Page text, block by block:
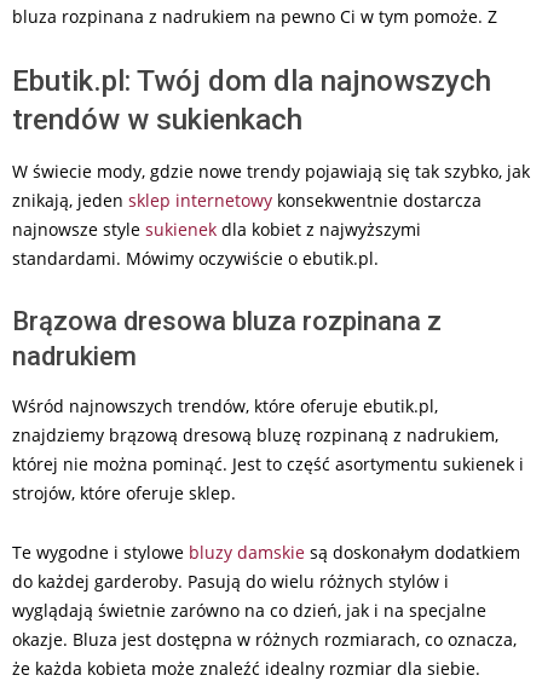
bluza rozpinana z nadrukiem na pewno Ci w tym pomoże. Z
Ebutik.pl: Twój dom dla najnowszych
trendów w sukienkach
W świecie mody, gdzie nowe trendy pojawiają się tak szybko, jak
znikają, jeden sklep internetowy konsekwentnie dostarcza
najnowsze style sukienek dla kobiet z najwyższymi
standardami. Mówimy oczywiście o ebutik.pl.
Brązowa dresowa bluza rozpinana z
nadrukiem
Wśród najnowszych trendów, które oferuje ebutik.pl,
znajdziemy brązową dresową bluzę rozpinaną z nadrukiem,
której nie można pominąć. Jest to część asortymentu sukienek i
strojów, które oferuje sklep.
Te wygodne i stylowe bluzy damskie są doskonałym dodatkiem
do każdej garderoby. Pasują do wielu różnych stylów i
wyglądają świetnie zarówno na co dzień, jak i na specjalne
okazje. Bluza jest dostępna w różnych rozmiarach, co oznacza,
że każda kobieta może znaleźć idealny rozmiar dla siebie.